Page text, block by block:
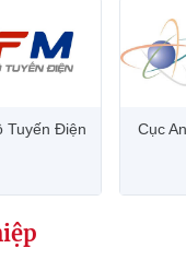
Tuyến Điện
Cục